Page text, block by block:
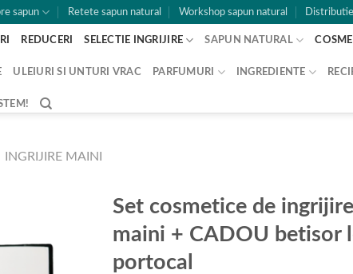
sapun Retete sapun natural Workshop sapun natural Distributie
REDUCERI SELECTIE INGRIJIRE SAPUN NATURAL
ULEIURI SI UNTURI VRAC PARFUMURI INGREDIENTE
INGRIJIRE MAINI
Set cosmetice de
maini + CADOU betisor
portocal